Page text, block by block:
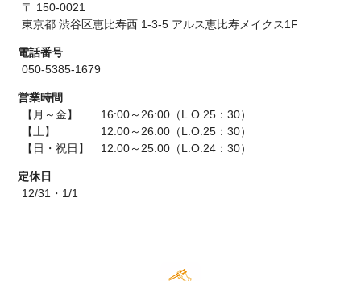
〒 150-0021
東京都 渋谷区恵比寿西 1-3-5 アルス恵比寿メイクス1F
電話番号
050-5385-1679
営業時間
【月～金】 16:00～26:00（L.O.25：30）
【土】 12:00～26:00（L.O.25：30）
【日・祝日】 12:00～25:00（L.O.24：30）
定休日
12/31・1/1